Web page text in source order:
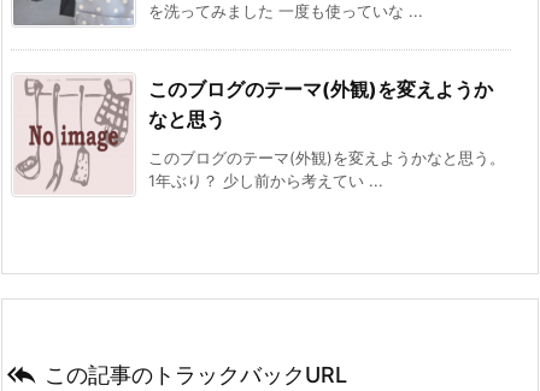
を洗ってみました 一度も使っていな ...
このブログのテーマ(外観)を変えようか
なと思う
このブログのテーマ(外観)を変えようかなと思う。
1年ぶり？ 少し前から考えてい ...
 この記事のトラックバックURL